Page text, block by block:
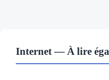
Internet — À lire